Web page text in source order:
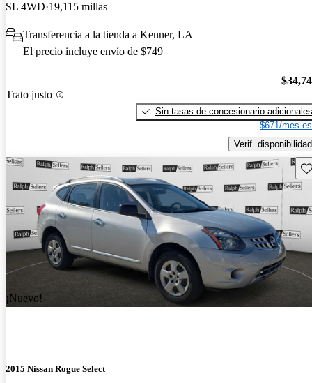
SL 4WD 19,115 millas
Transferencia a la tienda a Kenner, LA
El precio incluye envío de $749
Trato justo
Sin tasas de concesionario adicionales
$671/mes
Verif. disponibilidad
¡Nuevo!
2015 Nissan Rogue Select